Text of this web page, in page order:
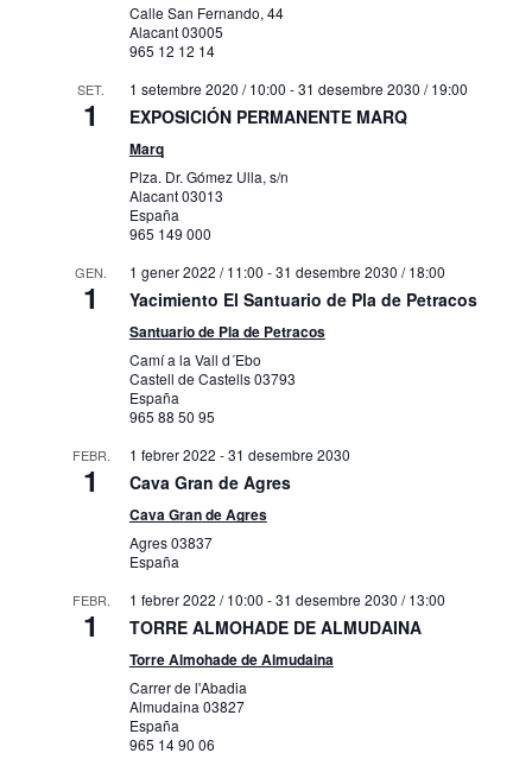
Calle San Fernando, 44
Alacant03005
965 12 12 14
SET.
1
1 setembre 2020 / 10:00 -31 desembre 2030 / 19:00
EXPOSICIÓN PERMANENTE MARQ
Marq
Plza. Dr. Gómez Ulla, s/n
Alacant03013
España
965 149 000
GEN.
1
1 gener 2022 / 11:00 -31 desembre 2030 / 18:00
Yacimiento El Santuario de Pla de Petracos
Santuario de Pla de Petracos
Camí a la Vall d´Ebo
Castell de Castells03793
España
965 88 50 95
FEBR.
1
1 febrer 2022 -31 desembre 2030
Cava Gran de Agres
Cava Gran de Agres
Agres03837
España
FEBR.
1
1 febrer 2022 / 10:00 -31 desembre 2030 / 13:00
TORRE ALMOHADE DE ALMUDAINA
Torre Almohade de Almudaina
Carrer de l'Abadia
Almudaina 03827
España
965 14 90 06